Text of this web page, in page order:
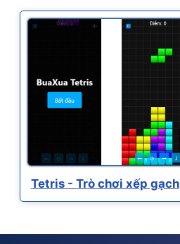
Tetris - Trò chơi xếp gạch